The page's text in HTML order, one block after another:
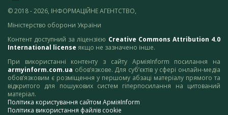
© 2018 - 2026, ІНФОРМАЦІЙНЕ АГЕНТСТВО,
Міністерство оборони України
Контент доступний за ліцензією Creative Commons Attribution 4.0
International license якщо не зазначено інше.
При використанні контенту з сайту АрміяInform посилання на
armyinform.com.ua обов’язкове. Для суб’єктів у сфері онлайн-медіа
обов’язковим є розміщення у першому абзаці матеріалу прямого та
відкритого для пошукових систем гіперпосилання на цитований
матеріал.
Політика користування сайтом АрміяInform
Політика використання файлів cookie